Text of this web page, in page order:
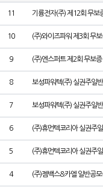
11 기륭전자(주) 제12회 무보
10 (주)와이즈파워 제3회 무
9 (주)엔스퍼트 제2회 무보
8 보성파워텍(주) 실권주일
7 보성파워텍(주) 실권주일
6 (주)휴먼텍코리아 실권주
5 (주)휴먼텍코리아 실권주
4 (주)젬백스&카엘 일반공